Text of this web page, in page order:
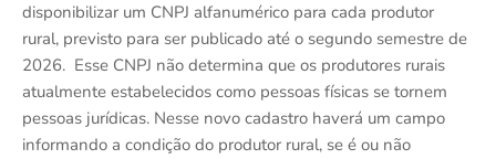
disponibilizar um CNPJ alfanumérico para cada produtor
rural, previsto para ser publicado até o segundo semestre de
2026. Esse CNPJ não determina que os produtores rurais
atualmente estabelecidos como pessoas físicas se tornem
pessoas jurídicas. Nesse novo cadastro haverá um campo
informando a condição do produtor rural, se é ou não